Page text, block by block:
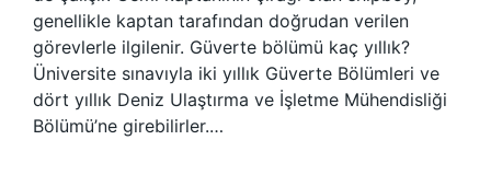
genellikle kaptan tarafından doğrudan verilen
görevlerle ilgilenir. Güverte bölümü kaç yıllık?
Üniversite sınavıyla iki yıllık Güverte Bölümleri ve
dört yıllık Deniz Ulaştırma ve İşletme Mühendisliği
Bölümü’ne girebilirler.…